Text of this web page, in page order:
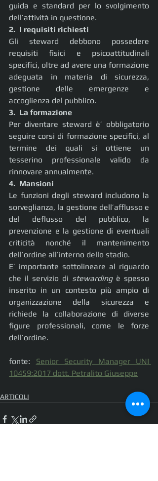
guida e standard per lo svolgimento
dell’attività in questione.
2.  I requisiti richiesti
Gli steward debbono possedere
requisiti fisici e psicoattitudinali
specifici, oltre ad avere una formazione
adeguata in materia di sicurezza,
gestione delle emergenze e
accoglienza del pubblico.
3.  La formazione
Per diventare steward è’ obbligatorio
seguire corsi di formazione specifici, al
termine dei quali si ottiene un
tesserino professionale valido da
rinnovare annualmente.
4.  Mansioni
Le funzioni degli steward includono la
sorveglianza, la gestione dell’afflusso e
del deflusso del pubblico, la
prevenzione e la gestione di eventuali
criticità nonché il mantenimento
dell’ordine all’interno dello stadio.
E’ importante sottolineare al riguardo
che il servizio di stewarding è spesso
inserito in un contesto più ampio di
organizzazione della sicurezza e
richiede la collaborazione di diverse
figure professionali, come le forze
dell’ordine.
fonte: Senior Security Manager UNI
10459:2017 dott. Petralito Giuseppe
ARTICOLI